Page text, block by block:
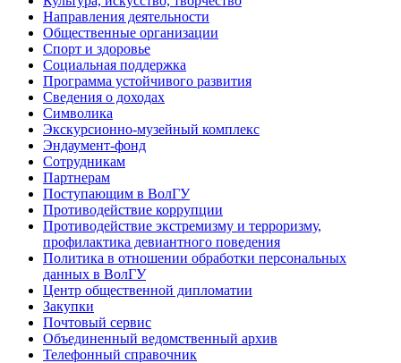
Направления деятельности
Общественные организации
Спорт и здоровье
Социальная поддержка
Программа устойчивого развития
Сведения о доходах
Символика
Экскурсионно-музейный комплекс
Эндаумент-фонд
Сотрудникам
Партнерам
Поступающим в ВолГУ
Противодействие коррупции
Противодействие экстремизму и терроризму,
профилактика девиантного поведения
Политика в отношении обработки персональных
данных в ВолГУ
Центр общественной дипломатии
Закупки
Почтовый сервис
Объединенный ведомственный архив
Телефонный справочник